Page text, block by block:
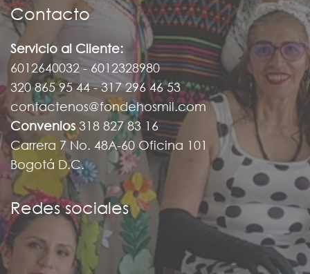
Contacto
Servicio al Cliente:
6012640032 - 6012328980
320 865 95 44 - 317 296 46 53
contactenos@fondehosmil.com
Convenios 318 827 83 16
Carrera 7 No. 48A-60 Oficina 101
Bogotá D.C.
Redes sociales